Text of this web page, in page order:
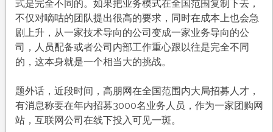
式是完全不同的。如果把业务模式在全国范围复制下去，
不仅对嘀咕的团队提出很高的要求，同时在成本上也会急
剧上升，从一家技术导向的公司变成一家业务导向的公
司，人员配备或者公司内部工作重心跟以往是完全不同
的，这本身就是一个相当大的挑战。
题外话，近段时间，高朋网在全国范围内大局招募人才，
有消息称要在年内招募3000名业务人员，作为一家团购网
站，互联网公司在线下投入可见一斑。